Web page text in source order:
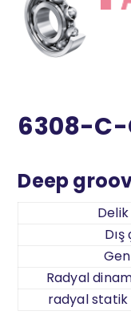
6308-C-
Deep
Radyal
radyal statik